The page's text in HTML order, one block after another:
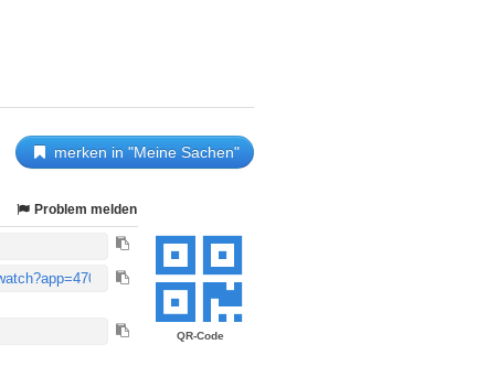
merken in "Meine Sachen"
QR-Code
Problem melden